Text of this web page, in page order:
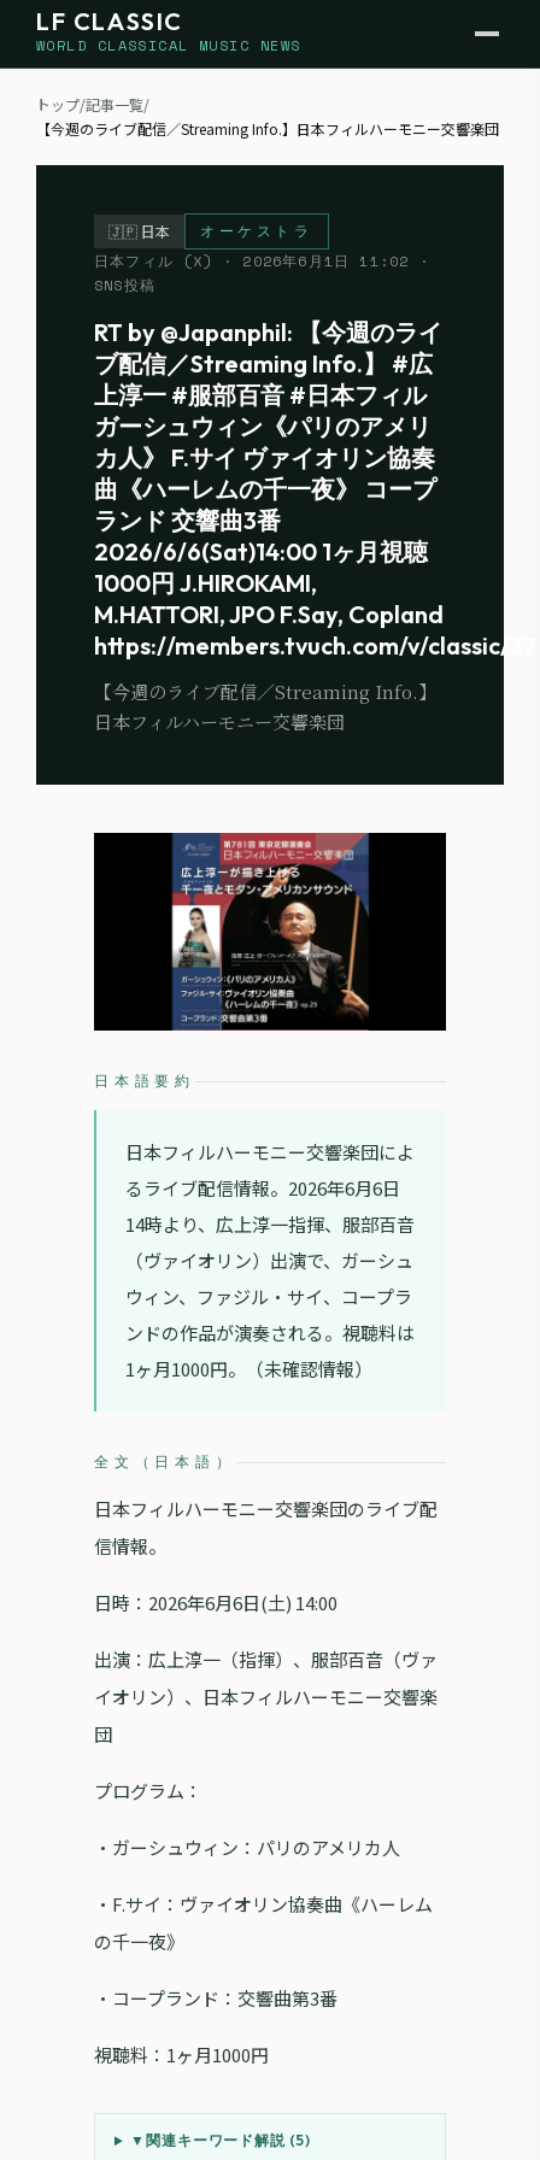
LF CLASSIC
WORLD CLASSICAL MUSIC NEWS
トップ/記事一覧/
【今週のライブ配信／Streaming Info.】日本フィルハーモニー交響楽団
🇯🇵 日本
オーケストラ
日本フィル (X)
· 2026年6月1日 11:02 ·
SNS投稿
RT by @Japanphil: 【今週のライ
ブ配信／Streaming Info.】 #広
上淳一 #服部百音 #日本フィル
ガーシュウィン《パリのアメリ
カ人》 F.サイ ヴァイオリン協奏
曲《ハーレムの千一夜》 コープ
ランド 交響曲3番
2026/6/6(Sat)14:00 1ヶ月視聴
1000円 J.HIROKAMI,
M.HATTORI, JPO F.Say, Copland
https://members.tvuch.com/v/classic/
【今週のライブ配信／Streaming Info.】
日本フィルハーモニー交響楽団
日本語要約
日本フィルハーモニー交響楽団によ
るライブ配信情報。2026年6月6日
14時より、広上淳一指揮、服部百音
（ヴァイオリン）出演で、ガーシュ
ウィン、ファジル・サイ、コープラ
ンドの作品が演奏される。視聴料は
1ヶ月1000円。（未確認情報）
全文（日本語）
日本フィルハーモニー交響楽団のライブ配
信情報。
日時：2026年6月6日(土) 14:00
出演：広上淳一（指揮）、服部百音（ヴァ
イオリン）、日本フィルハーモニー交響楽
団
プログラム：
・ガーシュウィン：パリのアメリカ人
・F.サイ：ヴァイオリン協奏曲《ハーレム
の千一夜》
・コープランド：交響曲第3番
視聴料：1ヶ月1000円
▼ 関連キーワード解説 (5)